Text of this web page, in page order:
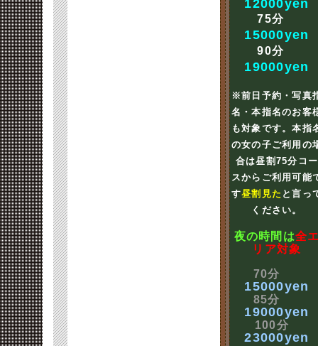
12000yen
75分
15000yen
90分
19000yen
※前日予約・写真
名・本指名のお客
も対象です。本指
の女の子ご利用の
合は昼割75分コー
スからご利用可能
す昼割見た と言っ
ください。
夜の時間は全
リア対象
70分
15000yen
85分
19000yen
100分
23000yen